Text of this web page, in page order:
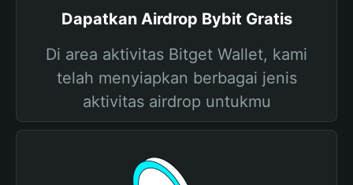
Dapatkan Airdrop Bybit Gratis
Di area aktivitas Bitget Wallet, kami
telah menyiapkan berbagai jenis
aktivitas airdrop untukmu